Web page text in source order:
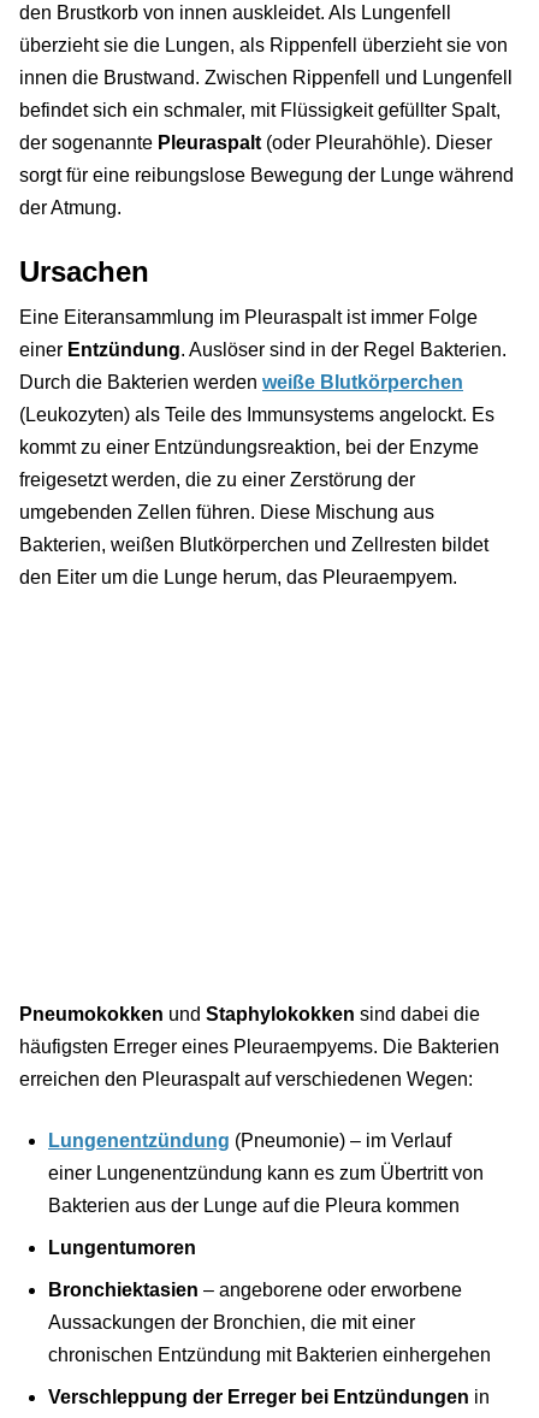
den Brustkorb von innen auskleidet. Als Lungenfell
überzieht sie die Lungen, als Rippenfell überzieht sie von
innen die Brustwand. Zwischen Rippenfell und Lungenfell
befindet sich ein schmaler, mit Flüssigkeit gefüllter Spalt,
der sogenannte Pleuraspalt (oder Pleurahöhle). Dieser
sorgt für eine reibungslose Bewegung der Lunge während
der Atmung.
Ursachen
Eine Eiteransammlung im Pleuraspalt ist immer Folge
einer Entzündung. Auslöser sind in der Regel Bakterien.
Durch die Bakterien werden weiße Blutkörperchen
(Leukozyten) als Teile des Immunsystems angelockt. Es
kommt zu einer Entzündungsreaktion, bei der Enzyme
freigesetzt werden, die zu einer Zerstörung der
umgebenden Zellen führen. Diese Mischung aus
Bakterien, weißen Blutkörperchen und Zellresten bildet
den Eiter um die Lunge herum, das Pleuraempyem.
Pneumokokken und Staphylokokken sind dabei die
häufigsten Erreger eines Pleuraempyems. Die Bakterien
erreichen den Pleuraspalt auf verschiedenen Wegen:
Lungenentzündung (Pneumonie) – im Verlauf
einer Lungenentzündung kann es zum Übertritt von
Bakterien aus der Lunge auf die Pleura kommen
Lungentumoren
Bronchiektasien – angeborene oder erworbene
Aussackungen der Bronchien, die mit einer
chronischen Entzündung mit Bakterien einhergehen
Verschleppung der Erreger bei Entzündungen in